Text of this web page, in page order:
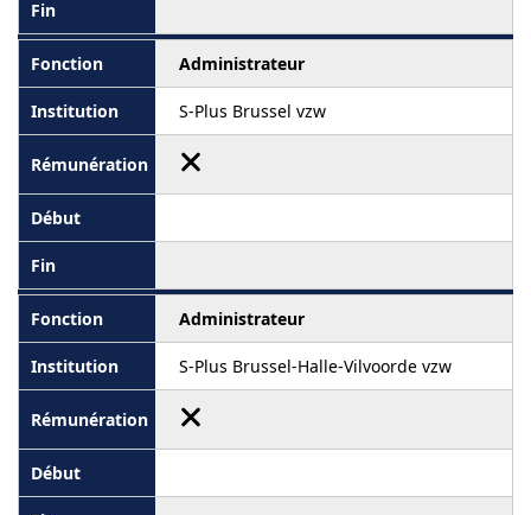
Administrateur
S-Plus Brussel vzw
Administrateur
S-Plus Brussel-Halle-Vilvoorde vzw